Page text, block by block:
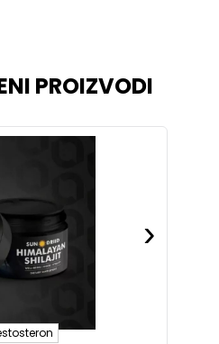
PROIZVODI
›